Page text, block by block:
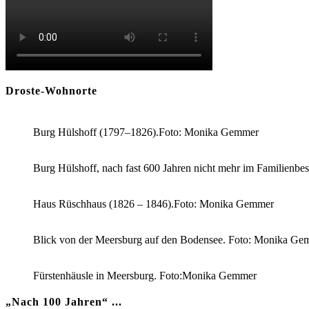
Droste-Wohnorte
Burg Hülshoff (1797–1826).Foto: Monika Gemmer
Burg Hülshoff, nach fast 600 Jahren nicht mehr im
Haus Rüschhaus (1826 – 1846).Foto: Monika Gemmer
Blick von der Meersburg auf den Bodensee. Foto: Monika
Fürstenhäusle in Meersburg. Foto:Monika Gemmer
„Nach 100 Jahren“ ...